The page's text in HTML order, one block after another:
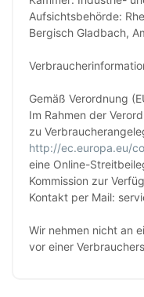
Aufsichtsbehörde:
Bergisch Gladbach,
Gemäß Verordnung
Im Rahmen der
zu
http://ec.europa.eu/
eine Online-
Kommission zur
Kontakt per Mail:
Wir nehmen nicht an
vor einer